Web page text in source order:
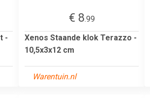
-
€ 8.99
Xenos Staande klok Terazzo -
10,5x3x12 cm
Warentuin.nl